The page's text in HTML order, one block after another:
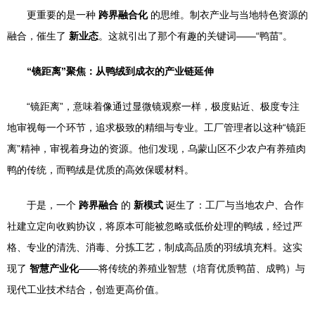
更重要的是一种 跨界融合化的思维。制衣产业与当地特色资源的
融合，催生了 新业态。这就引出了那个有趣的关键词——“鸭苗”。
“镜距离”聚焦：从鸭绒到成衣的产业链延伸
“镜距离”，意味着像通过显微镜观察一样，极度贴近、极度专注
地审视每一个环节，追求极致的精细与专业。工厂管理者以这种“镜距
离”精神，审视着身边的资源。他们发现，乌蒙山区不少农户有养殖肉
鸭的传统，而鸭绒是优质的高效保暖材料。
于是，一个 跨界融合 的 新模式 诞生了：工厂与当地农户、合作
社建立定向收购协议，将原本可能被忽略或低价处理的鸭绒，经过严
格、专业的清洗、消毒、分拣工艺，制成高品质的羽绒填充料。这实
现了 智慧产业化——将传统的养殖业智慧（培育优质鸭苗、成鸭）与
现代工业技术结合，创造更高价值。